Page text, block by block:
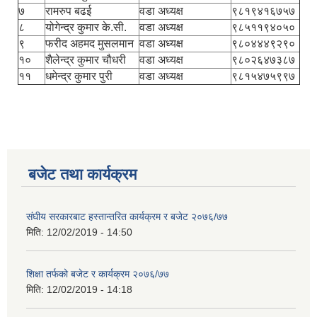
७
रामरुप बढई वडा अध्यक्ष
९८१९४१६७५७
८
योगेन्द्र कुमार के.सी. वडा अध्यक्ष
९८५११९४०५०
९
फरीद अहमद मुसलमान वडा अध्यक्ष
९८०४४४९२९०
१०
शैलेन्द्र कुमार चौधरी वडा अध्यक्ष
९८०२६४७३८७
११
धमेन्द्र कुमार पुरी वडा अध्यक्ष ९८१५४७५९९७
बजेट तथा कार्यक्रम
संघीय सरकारबाट हस्तान्तरित कार्यक्रम र बजेट २०७६/७७
मिति: 12/02/2019 - 14:50
शिक्षा तर्फको बजेट र कार्यक्रम २०७६/७७
मिति: 12/02/2019 - 14:18